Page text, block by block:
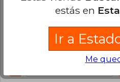
Compra Verificada
Este mazo es una
sentido de la palabra y
condiciones
estás en
Ir a
Me